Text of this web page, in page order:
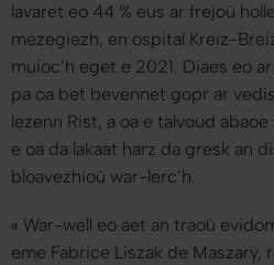
lavaret eo 44 % eus ar frejoù
mezegiezh, en ospital Kreiz-
muioc’h eget e 2021. Diaes eo
pa oa bet bevennet gopr ar
lezenn Rist, a oa e talvoud
e oa da lakaat harz da gresk an
bloavezhioù war-lerc’h.
« War-well eo aet an traoù
eme Fabrice Liszak de Maszary,